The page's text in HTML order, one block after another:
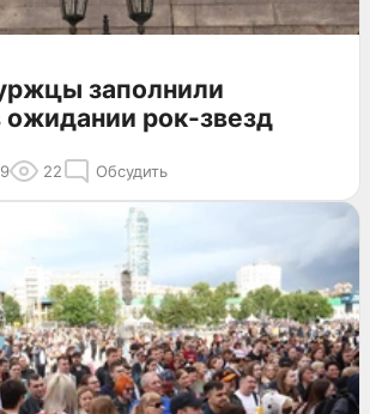
заполнили
ожидании рок-звезд
22 Обсудить